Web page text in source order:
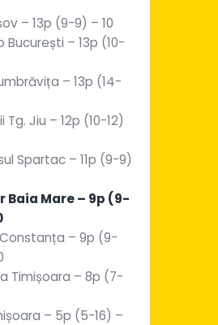
– 13p (9-9) – 10
București – 13p (10-
– 13p (14-
Tg. Jiu – 12p (10-12)
Spartac – 11p (9-9)
Baia Mare – 9p (9-
– 9p (9-
Timișoara – 8p (7-
– 5p (5-16) –